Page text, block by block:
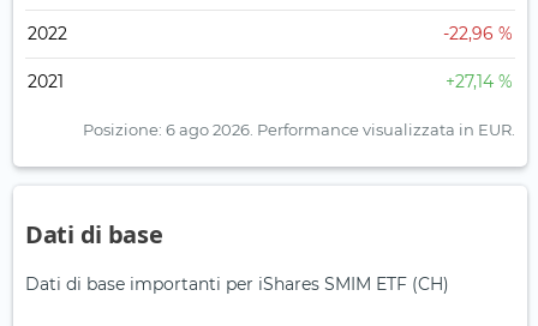
2022 -22,96 %
2021 +27,14 %
Posizione: 6 ago 2026. Performance visualizzata in EUR.
Dati di base
Dati di base importanti per iShares SMIM ETF (CH)